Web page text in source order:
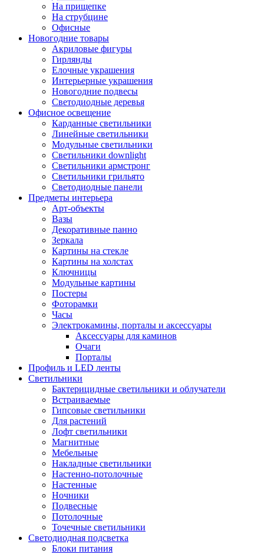
На прищепке
На струбцине
Офисные
Новогодние товары
Акриловые фигуры
Гирлянды
Елочные украшения
Интерьерные украшения
Новогодние подвесы
Светодиодные деревья
Офисное освещение
Карданные светильники
Линейные светильники
Модульные светильники
Светильники downlight
Светильники армстронг
Светильники грильято
Светодиодные панели
Предметы интерьера
Арт-объекты
Вазы
Декоративные панно
Зеркала
Картины на стекле
Картины на холстах
Ключницы
Модульные картины
Постеры
Фоторамки
Часы
Электрокамины, порталы и аксессуары
Аксессуары для каминов
Очаги
Порталы
Профиль и LED ленты
Светильники
Бактерицидные светильники и облучатели
Встраиваемые
Гипсовые светильники
Для растений
Лофт светильники
Магнитные
Мебельные
Накладные светильники
Настенно-потолочные
Настенные
Ночники
Подвесные
Потолочные
Точечные светильники
Светодиодная подсветка
Блоки питания